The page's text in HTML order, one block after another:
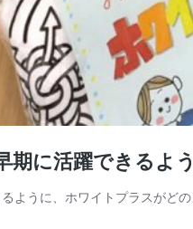
期に活躍できるよ
ように、ホワイトプラスがど